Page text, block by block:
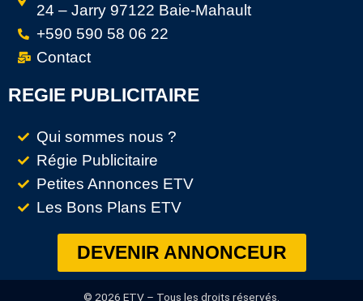
24 – Jarry 97122 Baie-Mahault
+590 590 58 06 22
Contact
REGIE PUBLICITAIRE
Qui sommes nous ?
Régie Publicitaire
Petites Annonces ETV
Les Bons Plans ETV
DEVENIR ANNONCEUR
© 2026 ETV – Tous les droits réservés.